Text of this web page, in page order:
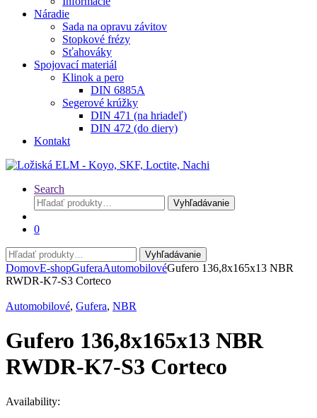
Náradie
Sada na opravu závitov
Stopkové frézy
Sťahováky
Spojovací materiál
Klinok a pero
DIN 6885A
Segerové krúžky
DIN 471 (na hriadeľ)
DIN 472 (do diery)
Kontakt
Search
Hľadať:
Vyhľadávanie
0
Hľadať:
Vyhľadávanie
DomovE-shopGuferaAutomobilovéGufero 136,8x165x13 NBR
RWDR-K7-S3 Corteco
Automobilové, Gufera, NBR
Gufero 136,8x165x13 NBR
RWDR-K7-S3 Corteco
Availability: